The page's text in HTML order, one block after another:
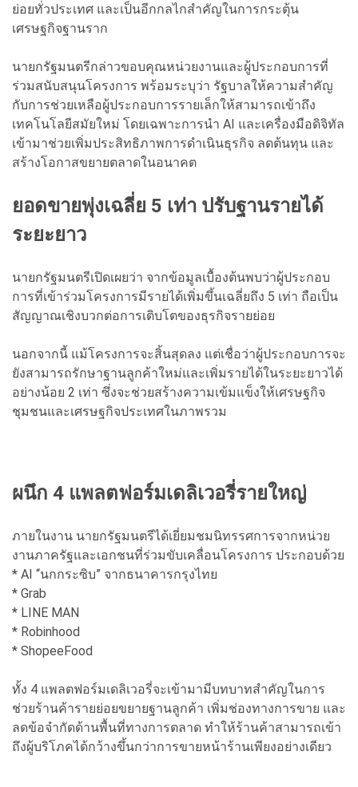
ย่อยทั่วประเทศ และเป็นอีกกลไกสำคัญในการกระตุ้น
เศรษฐกิจฐานราก
นายกรัฐมนตรีกล่าวขอบคุณหน่วยงานและผู้ประกอบการที่
ร่วมสนับสนุนโครงการ พร้อมระบุว่า รัฐบาลให้ความสำคัญ
กับการช่วยเหลือผู้ประกอบการรายเล็กให้สามารถเข้าถึง
เทคโนโลยีสมัยใหม่ โดยเฉพาะการนำ AI และเครื่องมือดิจิทัล
เข้ามาช่วยเพิ่มประสิทธิภาพการดำเนินธุรกิจ ลดต้นทุน และ
สร้างโอกาสขยายตลาดในอนาคต
ยอดขายพุ่งเฉลี่ย 5 เท่า ปรับฐานรายได้
ระยะยาว
นายกรัฐมนตรีเปิดเผยว่า จากข้อมูลเบื้องต้นพบว่าผู้ประกอบ
การที่เข้าร่วมโครงการมีรายได้เพิ่มขึ้นเฉลี่ยถึง 5 เท่า ถือเป็น
สัญญาณเชิงบวกต่อการเติบโตของธุรกิจรายย่อย
นอกจากนี้ แม้โครงการจะสิ้นสุดลง แต่เชื่อว่าผู้ประกอบการจะ
ยังสามารถรักษาฐานลูกค้าใหม่และเพิ่มรายได้ในระยะยาวได้
อย่างน้อย 2 เท่า ซึ่งจะช่วยสร้างความเข้มแข็งให้เศรษฐกิจ
ชุมชนและเศรษฐกิจประเทศในภาพรวม
ผนึก 4 แพลตฟอร์มเดลิเวอรี่รายใหญ่
ภายในงาน นายกรัฐมนตรีได้เยี่ยมชมนิทรรศการจากหน่วย
งานภาครัฐและเอกชนที่ร่วมขับเคลื่อนโครงการ ประกอบด้วย
* AI “นกกระซิบ” จากธนาคารกรุงไทย
* Grab
* LINE MAN
* Robinhood
* ShopeeFood
ทั้ง 4 แพลตฟอร์มเดลิเวอรี่จะเข้ามามีบทบาทสำคัญในการ
ช่วยร้านค้ารายย่อยขยายฐานลูกค้า เพิ่มช่องทางการขาย และ
ลดข้อจำกัดด้านพื้นที่ทางการตลาด ทำให้ร้านค้าสามารถเข้า
ถึงผู้บริโภคได้กว้างขึ้นกว่าการขายหน้าร้านเพียงอย่างเดียว